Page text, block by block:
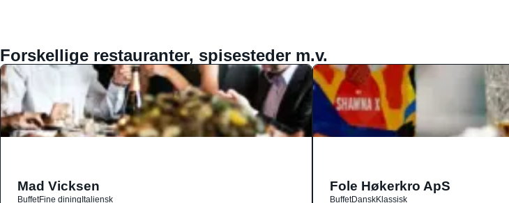
Forskellige restauranter, spisesteder m.v.
Mad Vicksen
BuffetFine diningItaliensk
Fole Høkerkro ApS
BuffetDanskKlassisk